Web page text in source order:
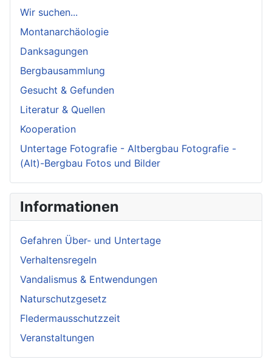
Wir suchen...
Montanarchäologie
Danksagungen
Bergbausammlung
Gesucht & Gefunden
Literatur & Quellen
Kooperation
Untertage Fotografie - Altbergbau Fotografie -
(Alt)-Bergbau Fotos und Bilder
Informationen
Gefahren Über- und Untertage
Verhaltensregeln
Vandalismus & Entwendungen
Naturschutzgesetz
Fledermausschutzzeit
Veranstaltungen